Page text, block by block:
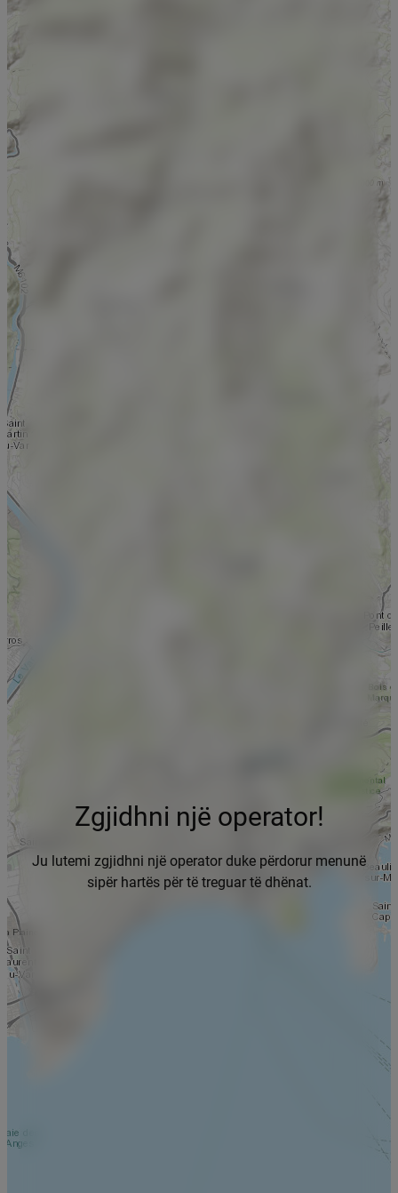
Zgjidhni një operator!
Ju lutemi zgjidhni një operator duke përdorur menunë
sipër hartës për të treguar të dhënat.